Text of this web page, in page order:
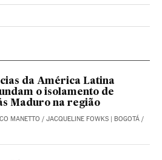
Twitter
en Instagram
Brasil en Facebook
da América Latina
o isolamento de
Maduro na região
MANETTO / JACQUELINE FOWKS | BOGOTÁ /